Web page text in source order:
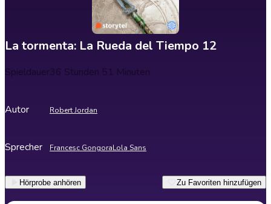
La tormenta: La Rueda del Tiempo 12
Spieldauer36 Stunden 51 Minuten
Autor Robert Jordan
Sprecher Francesc GongoraLola Sans
Hörprobe anhören Zu Favoriten hinzufügen